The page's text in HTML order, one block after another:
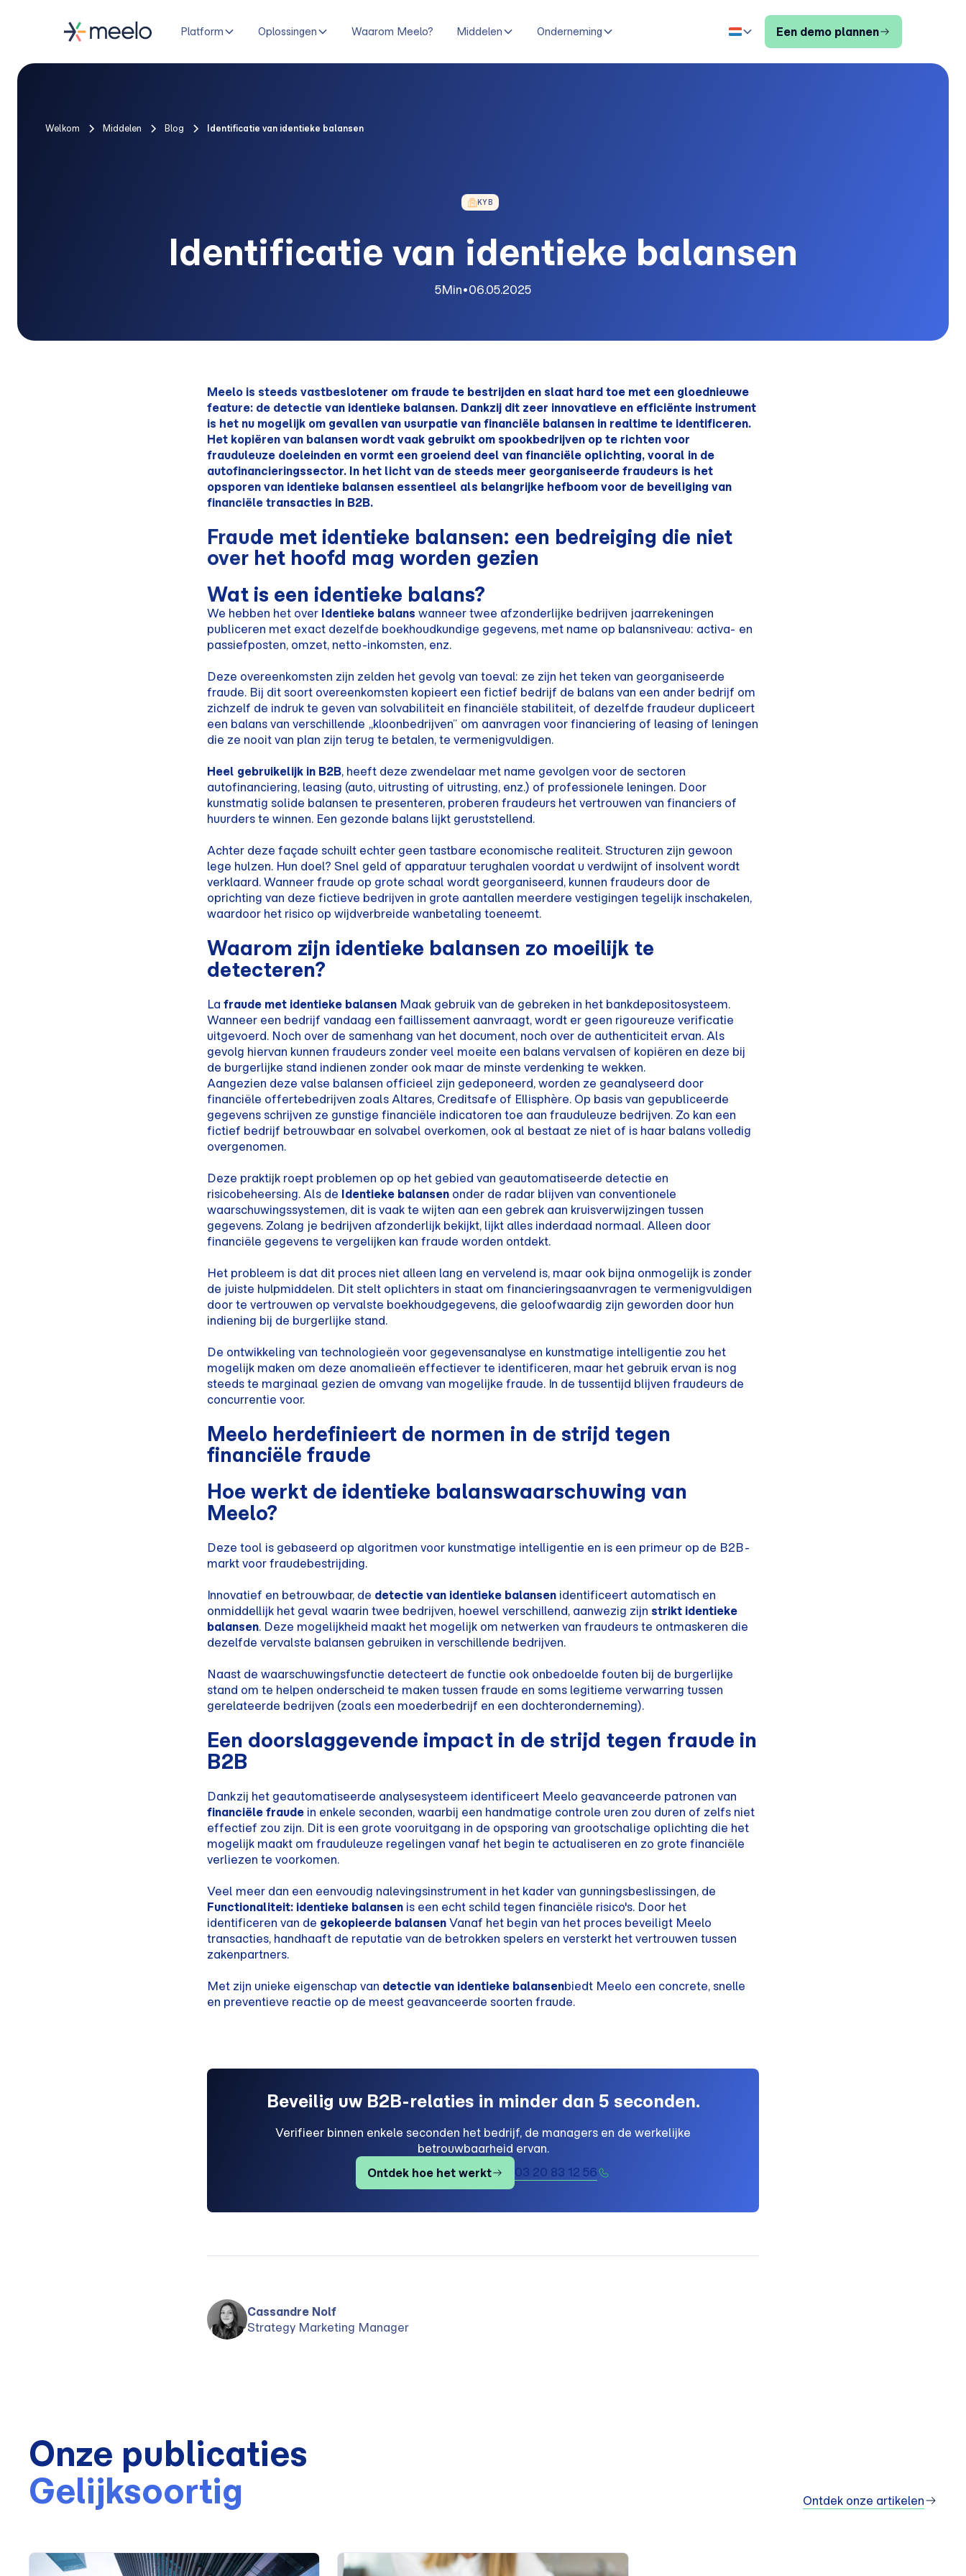
Platform Oplossingen Waarom Meelo? Middelen Onderneming Een demo plannen
Welkom Middelen Blog Identificatie van identieke balansen
KYB
Identificatie van identieke balansen
5Min•06.05.2025
Meelo is steeds vastbeslotener om fraude te bestrijden en slaat hard toe met een gloednieuwe
feature: de detectie van identieke balansen. Dankzij dit zeer innovatieve en efficiënte instrument
is het nu mogelijk om gevallen van usurpatie van financiële balansen in realtime te identificeren.
Het kopiëren van balansen wordt vaak gebruikt om spookbedrijven op te richten voor
frauduleuze doeleinden en vormt een groeiend deel van financiële oplichting, vooral in de
autofinancieringssector. In het licht van de steeds meer georganiseerde fraudeurs is het
opsporen van identieke balansen essentieel als belangrijke hefboom voor de beveiliging van
financiële transacties in B2B.
Fraude met identieke balansen: een bedreiging die niet
over het hoofd mag worden gezien
Wat is een identieke balans?
We hebben het over Identieke balans wanneer twee afzonderlijke bedrijven jaarrekeningen
publiceren met exact dezelfde boekhoudkundige gegevens, met name op balansniveau: activa- en
passiefposten, omzet, netto-inkomsten, enz.
Deze overeenkomsten zijn zelden het gevolg van toeval: ze zijn het teken van georganiseerde
fraude. Bij dit soort overeenkomsten kopieert een fictief bedrijf de balans van een ander bedrijf om
zichzelf de indruk te geven van solvabiliteit en financiële stabiliteit, of dezelfde fraudeur dupliceert
een balans van verschillende „kloonbedrijven” om aanvragen voor financiering of leasing of leningen
die ze nooit van plan zijn terug te betalen, te vermenigvuldigen.
Heel gebruikelijk in B2B, heeft deze zwendelaar met name gevolgen voor de sectoren
autofinanciering, leasing (auto, uitrusting of uitrusting, enz.) of professionele leningen. Door
kunstmatig solide balansen te presenteren, proberen fraudeurs het vertrouwen van financiers of
huurders te winnen. Een gezonde balans lijkt geruststellend.
Achter deze façade schuilt echter geen tastbare economische realiteit. Structuren zijn gewoon
lege hulzen. Hun doel? Snel geld of apparatuur terughalen voordat u verdwijnt of insolvent wordt
verklaard. Wanneer fraude op grote schaal wordt georganiseerd, kunnen fraudeurs door de
oprichting van deze fictieve bedrijven in grote aantallen meerdere vestigingen tegelijk inschakelen,
waardoor het risico op wijdverbreide wanbetaling toeneemt.
Waarom zijn identieke balansen zo moeilijk te
detecteren?
La fraude met identieke balansen Maak gebruik van de gebreken in het bankdepositosysteem.
Wanneer een bedrijf vandaag een faillissement aanvraagt, wordt er geen rigoureuze verificatie
uitgevoerd. Noch over de samenhang van het document, noch over de authenticiteit ervan. Als
gevolg hiervan kunnen fraudeurs zonder veel moeite een balans vervalsen of kopiëren en deze bij
de burgerlijke stand indienen zonder ook maar de minste verdenking te wekken.
Aangezien deze valse balansen officieel zijn gedeponeerd, worden ze geanalyseerd door
financiële offertebedrijven zoals Altares, Creditsafe of Ellisphère. Op basis van gepubliceerde
gegevens schrijven ze gunstige financiële indicatoren toe aan frauduleuze bedrijven. Zo kan een
fictief bedrijf betrouwbaar en solvabel overkomen, ook al bestaat ze niet of is haar balans volledig
overgenomen.
Deze praktijk roept problemen op op het gebied van geautomatiseerde detectie en
risicobeheersing. Als de Identieke balansen onder de radar blijven van conventionele
waarschuwingssystemen, dit is vaak te wijten aan een gebrek aan kruisverwijzingen tussen
gegevens. Zolang je bedrijven afzonderlijk bekijkt, lijkt alles inderdaad normaal. Alleen door
financiële gegevens te vergelijken kan fraude worden ontdekt.
Het probleem is dat dit proces niet alleen lang en vervelend is, maar ook bijna onmogelijk is zonder
de juiste hulpmiddelen. Dit stelt oplichters in staat om financieringsaanvragen te vermenigvuldigen
door te vertrouwen op vervalste boekhoudgegevens, die geloofwaardig zijn geworden door hun
indiening bij de burgerlijke stand.
De ontwikkeling van technologieën voor gegevensanalyse en kunstmatige intelligentie zou het
mogelijk maken om deze anomalieën effectiever te identificeren, maar het gebruik ervan is nog
steeds te marginaal gezien de omvang van mogelijke fraude. In de tussentijd blijven fraudeurs de
concurrentie voor.
Meelo herdefinieert de normen in de strijd tegen
financiële fraude
Hoe werkt de identieke balanswaarschuwing van
Meelo?
Deze tool is gebaseerd op algoritmen voor kunstmatige intelligentie en is een primeur op de B2B-
markt voor fraudebestrijding.
Innovatief en betrouwbaar, de detectie van identieke balansen identificeert automatisch en
onmiddellijk het geval waarin twee bedrijven, hoewel verschillend, aanwezig zijn strikt identieke
balansen. Deze mogelijkheid maakt het mogelijk om netwerken van fraudeurs te ontmaskeren die
dezelfde vervalste balansen gebruiken in verschillende bedrijven.
Naast de waarschuwingsfunctie detecteert de functie ook onbedoelde fouten bij de burgerlijke
stand om te helpen onderscheid te maken tussen fraude en soms legitieme verwarring tussen
gerelateerde bedrijven (zoals een moederbedrijf en een dochteronderneming).
Een doorslaggevende impact in de strijd tegen fraude in
B2B
Dankzij het geautomatiseerde analysesysteem identificeert Meelo geavanceerde patronen van
financiële fraude in enkele seconden, waarbij een handmatige controle uren zou duren of zelfs niet
effectief zou zijn. Dit is een grote vooruitgang in de opsporing van grootschalige oplichting die het
mogelijk maakt om frauduleuze regelingen vanaf het begin te actualiseren en zo grote financiële
verliezen te voorkomen.
Veel meer dan een eenvoudig nalevingsinstrument in het kader van gunningsbeslissingen, de
Functionaliteit: identieke balansen is een echt schild tegen financiële risico's. Door het
identificeren van de gekopieerde balansen Vanaf het begin van het proces beveiligt Meelo
transacties, handhaaft de reputatie van de betrokken spelers en versterkt het vertrouwen tussen
zakenpartners.
Met zijn unieke eigenschap van detectie van identieke balansenbiedt Meelo een concrete, snelle
en preventieve reactie op de meest geavanceerde soorten fraude.
Beveilig uw B2B-relaties in minder dan 5 seconden.
Verifieer binnen enkele seconden het bedrijf, de managers en de werkelijke
betrouwbaarheid ervan.
Ontdek hoe het werkt
03 20 83 12 56
Cassandre Nolf
Strategy Marketing Manager
Onze publicaties
Gelijksoortig
Ontdek onze artikelen